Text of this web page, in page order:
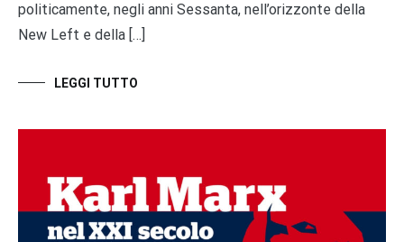
politicamente, negli anni Sessanta, nell’orizzonte della
New Left e della […]
LEGGI TUTTO